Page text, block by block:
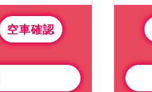
空車確認